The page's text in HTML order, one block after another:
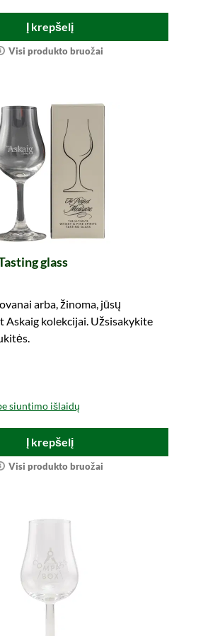
Į krepšelį
Visi produkto bruožai
glass
arba, žinoma, jūsų
Askaig kolekcijai. Užsisakykite
siuntimo išlaidų
Į krepšelį
Visi produkto bruožai